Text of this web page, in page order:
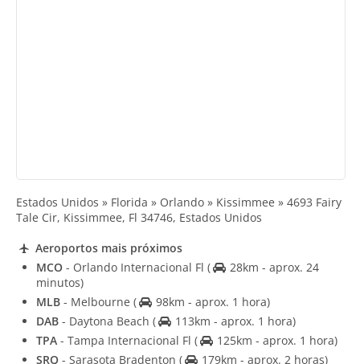
Estados Unidos » Florida » Orlando » Kissimmee » 4693 Fairy
Tale Cir, Kissimmee, Fl 34746, Estados Unidos
Aeroportos mais próximos
MCO - Orlando Internacional Fl (
28km - aprox. 24
minutos)
MLB - Melbourne (
98km - aprox. 1 hora)
DAB - Daytona Beach (
113km - aprox. 1 hora)
TPA - Tampa Internacional Fl (
125km - aprox. 1 hora)
SRQ - Sarasota Bradenton ( 179km - aprox. 2 horas)